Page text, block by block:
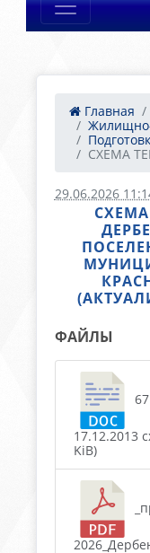
Главная
СХЕМА
29.06.2026
ФАЙЛЫ
17.12.2013
KiB)